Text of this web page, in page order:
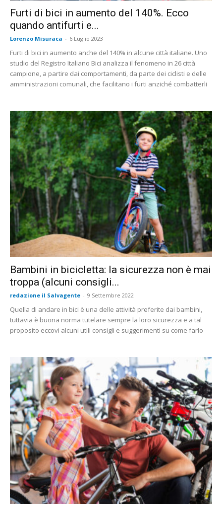
Furti di bici in aumento del 140%. Ecco
quando antifurti e...
Lorenzo Misuraca - 6 Luglio 2023
Furti di bici in aumento anche del 140% in alcune città italiane. Uno
studio del Registro Italiano Bici analizza il fenomeno in 26 città
campione, a partire dai comportamenti, da parte dei ciclisti e delle
amministrazioni comunali, che facilitano i furti anziché combatterli
Bambini in bicicletta: la sicurezza non è mai
troppa (alcuni consigli...
redazione il Salvagente - 9 Settembre 2022
Quella di andare in bici è una delle attività preferite dai bambini,
tuttavia è buona norma tutelare sempre la loro sicurezza e a tal
proposito eccovi alcuni utili consigli e suggerimenti su come farlo